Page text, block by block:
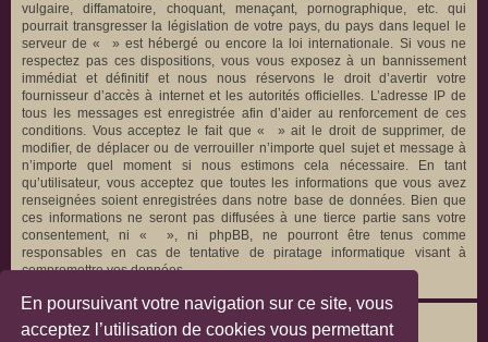
En poursuivant votre navigation sur ce site, vous
acceptez l’utilisation de cookies vous permettant
vulgaire, diffamatoire, choquant, menaçant, pornographique, etc. qui
pourrait transgresser la législation de votre pays, du pays dans lequel le
serveur de « » est hébergé ou encore la loi internationale. Si vous ne
respectez pas ces dispositions, vous vous exposez à un bannissement
immédiat et définitif et nous nous réservons le droit d’avertir votre
fournisseur d’accès à internet et les autorités officielles. L’adresse IP de
tous les messages est enregistrée afin d’aider au renforcement de ces
conditions. Vous acceptez le fait que « » ait le droit de supprimer, de
modifier, de déplacer ou de verrouiller n’importe quel sujet et message à
n’importe quel moment si nous estimons cela nécessaire. En tant
qu’utilisateur, vous acceptez que toutes les informations que vous avez
renseignées soient enregistrées dans notre base de données. Bien que
ces informations ne seront pas diffusées à une tierce partie sans votre
consentement, ni « », ni phpBB, ne pourront être tenus comme
responsables en cas de tentative de piratage informatique visant à
compromettre vos données.